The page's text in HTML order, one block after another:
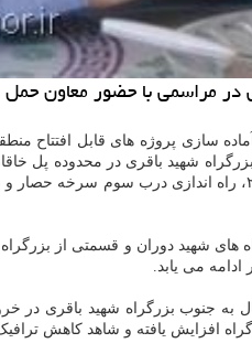
شهید باقری در محدوده پل
می یابد.
مسیر شمال به جنوب بزرگراه شهید
افزایش یافته و شاهد کاهش ترافیک